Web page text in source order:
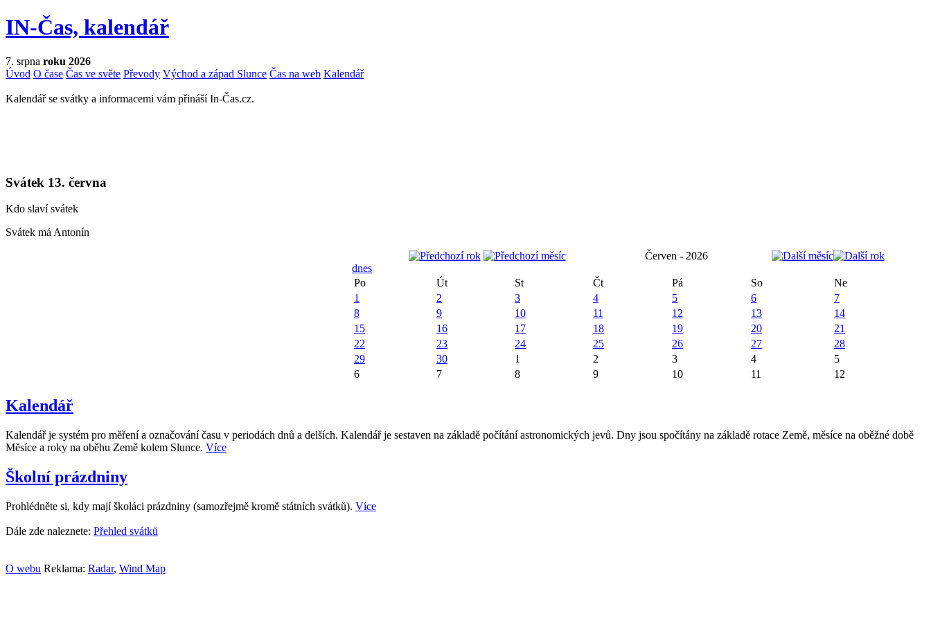
IN-Čas, kalendář
7. srpna roku 2026
Úvod O čase Čas ve světe Převody Východ a západ Slunce Čas na web Kalendář
Kalendář se svátky a informacemi vám přináší In-Čas.cz.
Svátek 13. června
Kdo slaví svátek
Svátek má Antonín
Červen - 2026
dnes
Po
Út St Čt Pá So
Ne
1
2 3 4 5 6
7
8
9 10 11 12 13
14
15
16 17 18 19 20
21
22
23 24 25 26 27
28
29
30 1 2 3 4
5
6
7 8 9 10 11 12
Kalendář
Kalendář je systém pro měření a označování času v periodách dnů a delších. Kalendář je sestaven na základě počítání astronomických jevů. Dny jsou spočítány na základě rotace Země, měsíce na oběžné době
Měsíce a roky na oběhu Země kolem Slunce. Více
Školní prázdniny
Prohlédněte si, kdy mají školáci prázdniny (samozřejmě kromě státních svátků). Více
Dále zde naleznete: Přehled svátků
O webu Reklama: Radar, Wind Map